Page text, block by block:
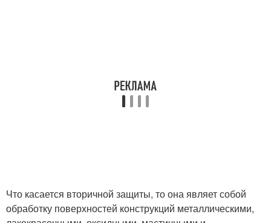
Что касается вторичной защиты, то она являет собой
обработку поверхностей конструкций металлическими,